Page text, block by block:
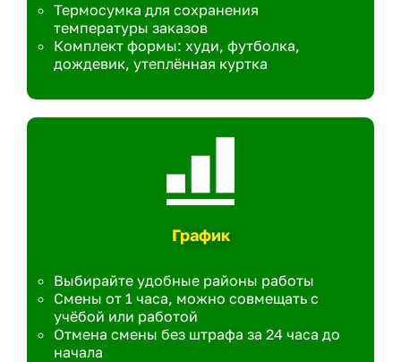
Термосумка для сохранения
температуры заказов
Комплект формы: худи, футболка,
дождевик, утеплённая куртка
График
Выбирайте удобные районы работы
Смены от 1 часа, можно совмещать с
учёбой или работой
Отмена смены без штрафа за 24 часа до
начала